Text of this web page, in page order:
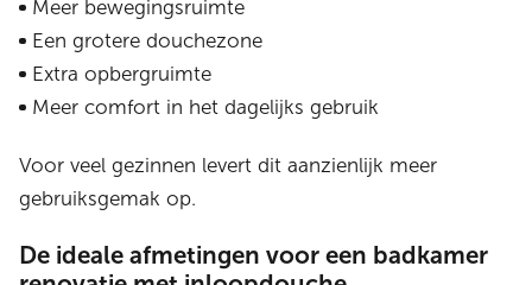
Meer bewegingsruimte
Een grotere douchezone
Extra opbergruimte
Meer comfort in het dagelijks gebruik
Voor veel gezinnen levert dit aanzienlijk meer
gebruiksgemak op.
De ideale afmetingen voor een badkamer